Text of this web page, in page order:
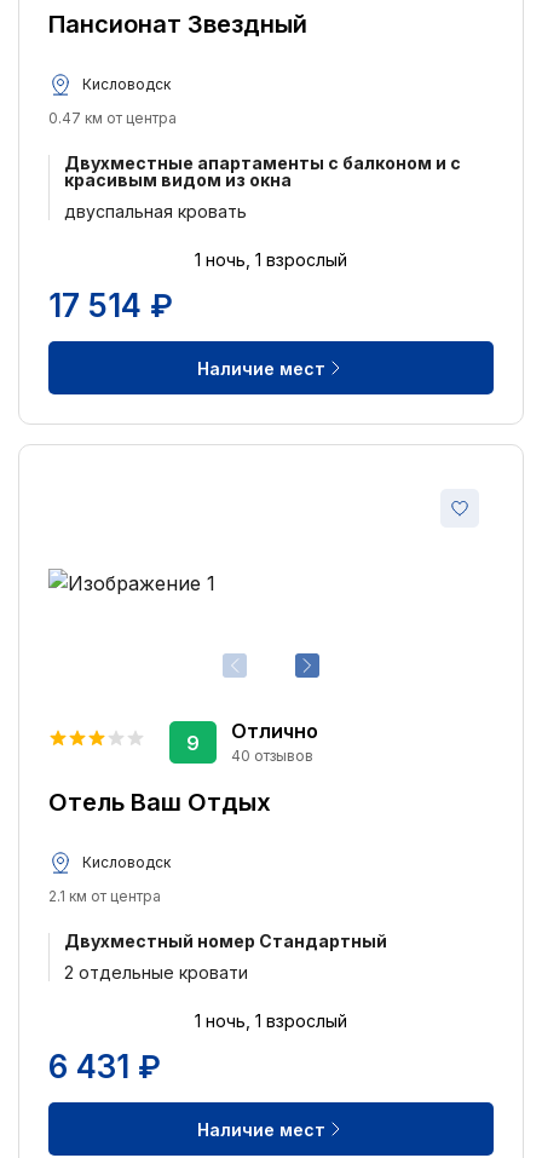
Пансионат Звездный
Кисловодск
0.47 км от центра
Двухместные апартаменты с балконом и с
красивым видом из окна
двуспальная кровать
1 ночь, 1 взрослый
17 514 ₽
Наличие мест
Отель Ваш Отдых
Отлично
40 отзывов
9
Кисловодск
2.1 км от центра
Двухместный номер Стандартный
2 отдельные кровати
1 ночь, 1 взрослый
6 431 ₽
Наличие мест